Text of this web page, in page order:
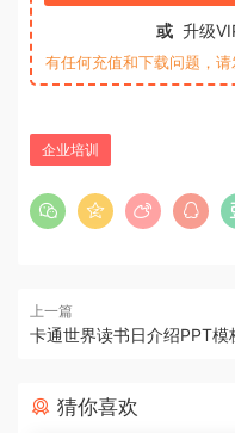
或 升级
有任何充值和下载问题，
企业培训
上一篇
卡通世界读书日介绍PPT模
猜你喜欢